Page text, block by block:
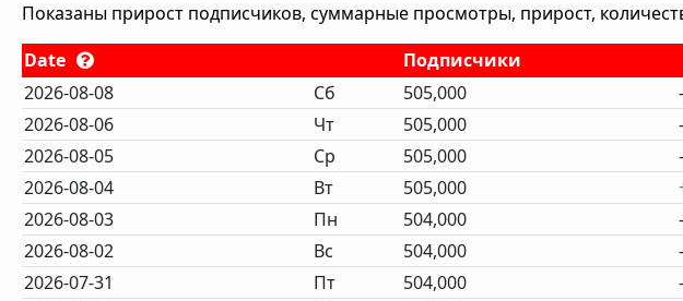
Показаны прирост подписчиков, суммарные просмотры, прирост,
Date
Подписчики
2026-08-08
Сб 505,000 -
2026-08-06
Чт 505,000 -
2026-08-05
Ср 505,000 -
2026-08-04
Вт 505,000
2026-08-03
Пн 504,000 -
2026-08-02
Вс 504,000 -
2026-07-31
Пт 504,000 -